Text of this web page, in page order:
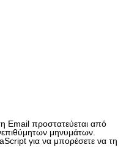
Email προστατεύεται από
μηνυμάτων.
για να μπορέσετε να τη